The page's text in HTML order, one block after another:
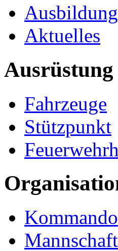
Termine
Einsätze
Ausbildung
Ausrüstung
Fahrzeuge
Stützpunkt
Organisation